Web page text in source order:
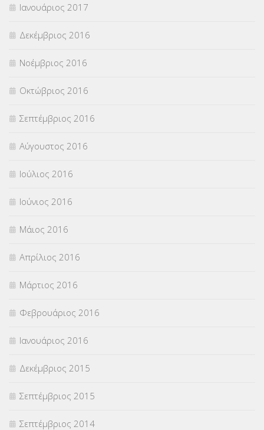
Ιανουάριος 2017
Δεκέμβριος 2016
Νοέμβριος 2016
Οκτώβριος 2016
Σεπτέμβριος 2016
Αύγουστος 2016
Ιούλιος 2016
Ιούνιος 2016
Μάιος 2016
Απρίλιος 2016
Μάρτιος 2016
Φεβρουάριος 2016
Ιανουάριος 2016
Δεκέμβριος 2015
Σεπτέμβριος 2015
Σεπτέμβριος 2014